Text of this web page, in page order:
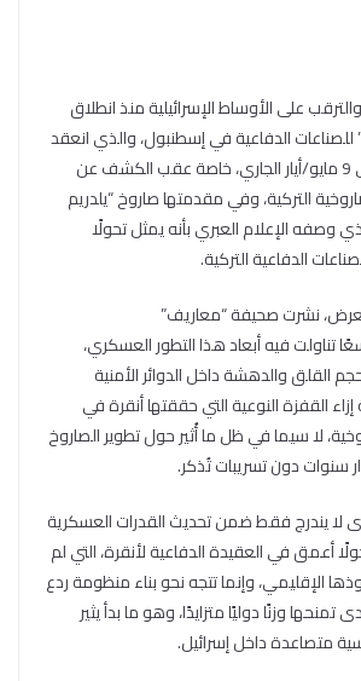
على الأوساط الإسرائيلية منذ انطلاق
“ساها 2026” للصناعات الدفاعية في إسطنبول، والذي انعقد
خلال الفترة من 6 إلى 9 مايو/أيار الجاري، خاصة عقب الكشف عن
التركية، وفي مقدمتها صاروخ “يلدريم
وصفه الإعلام العبري بأنه يمثل تحولًا
الدفاعية التركية.
نشرت صحيفة “معاريف”
تناولت فيه أبعاد هذا التطور العسكري،
القلق والدهشة داخل الدوائر الأمنية
إزاء القفزة النوعية التي حققتها أنقرة في
لا سيما في ظل ما أُثير حول تطوير الصاروخ
سنوات دون تسريبات تُذكر.
جرى لا يندرج فقط ضمن تحديث القدرات العسكرية
أعمق في العقيدة الدفاعية لأنقرة، التي لم
الإقليمي، وإنما تتجه نحو بناء منظومة ردع
تمنحها وزنًا دوليًا متزايدًا، وهو ما بدأ يثير
متصاعدة داخل إسرائيل.